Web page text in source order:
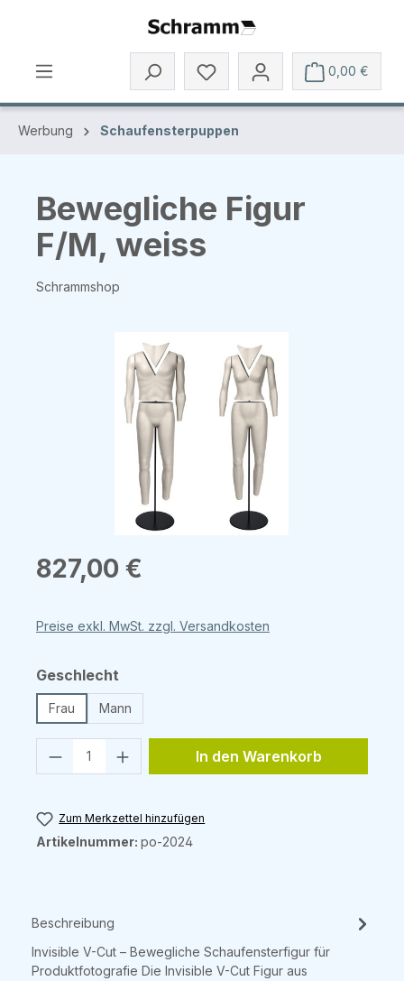
Zum Hauptinhalt springen
0,00 €
Werbung Schaufensterpuppen
Bewegliche Figur
F/M, weiss
Schrammshop
Bildergalerie überspringen
Regulärer Preis:
827,00 €
Preise exkl. MwSt. zzgl. Versandkosten
Geschlecht
Frau Mann
Produkt Anzahl: Gib den
In den Warenkorb
Zum Merkzettel hinzufügen
Artikelnummer: po-2024
Beschreibung
Invisible V-Cut – Bewegliche Schaufensterfigur für
Produktfotografie Die Invisible V-Cut Figur aus